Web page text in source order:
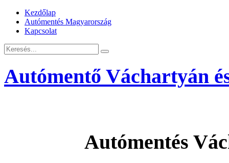
Kezdőlap
Autómentés Magyarország
Kapcsolat
Autómentő Váchartyán
Autómentés